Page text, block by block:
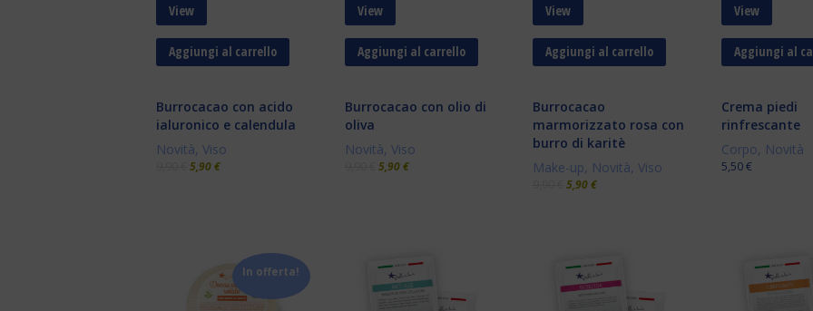
View
Aggiungi al carrello
Burrocacao con acido
ialuronico e calendula
Novità, Viso
5,90€
View
Aggiungi al carrello
Burrocacao con olio di
oliva
Novità, Viso
5,90€
View
Aggiungi al carrello
Burrocacao
marmorizzato rosa con
burro di karitè
Make-up, Novità, Viso
5,90€
View
Aggiungi al
Crema piedi
rinfrescante
Corpo, Novità
5,50€
In offerta!